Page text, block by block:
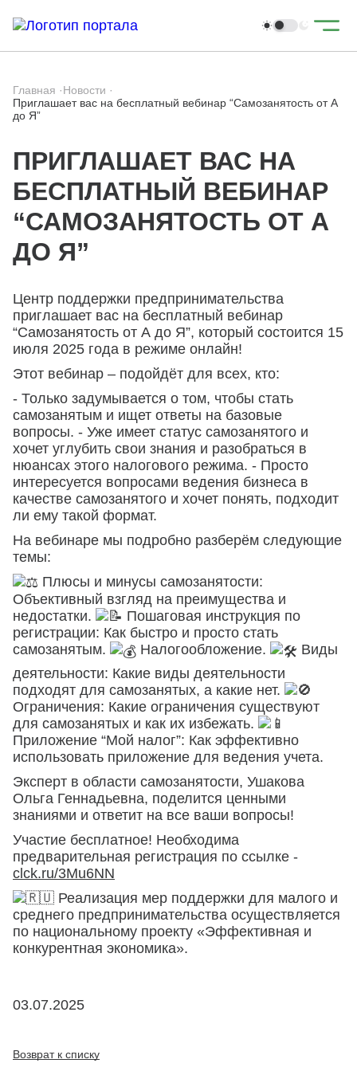
Главная ·Новости ·
Приглашает вас на бесплатный вебинар “Самозанятость от А
до Я”
ПРИГЛАШАЕТ ВАС НА
БЕСПЛАТНЫЙ ВЕБИНАР
“САМОЗАНЯТОСТЬ ОТ А
ДО Я”
Центр поддержки предпринимательства
приглашает вас на бесплатный вебинар
“Самозанятость от А до Я”, который состоится 15
июля 2025 года в режиме онлайн!
Этот вебинар – подойдёт для всех, кто:
- Только задумывается о том, чтобы стать
самозанятым и ищет ответы на базовые
вопросы. - Уже имеет статус самозанятого и
хочет углубить свои знания и разобраться в
нюансах этого налогового режима. - Просто
интересуется вопросами ведения бизнеса в
качестве самозанятого и хочет понять, подходит
ли ему такой формат.
На вебинаре мы подробно разберём следующие
темы:
Плюсы и минусы самозанятости:
Объективный взгляд на преимущества и
недостатки.
Пошаговая инструкция по
регистрации: Как быстро и просто стать
самозанятым.
Налогообложение.
Виды
деятельности: Какие виды деятельности
подходят для самозанятых, а какие нет.
Ограничения: Какие ограничения существуют
для самозанятых и как их избежать.
Приложение “Мой налог”: Как эффективно
использовать приложение для ведения учета.
Эксперт в области самозанятости, Ушакова
Ольга Геннадьевна, поделится ценными
знаниями и ответит на все ваши вопросы!
Участие бесплатное! Необходима
предварительная регистрация по ссылке -
clck.ru/3Mu6NN
Реализация мер поддержки для малого и
среднего предпринимательства осуществляется
по национальному проекту «Эффективная и
конкурентная экономика».
03.07.2025
Возврат к списку